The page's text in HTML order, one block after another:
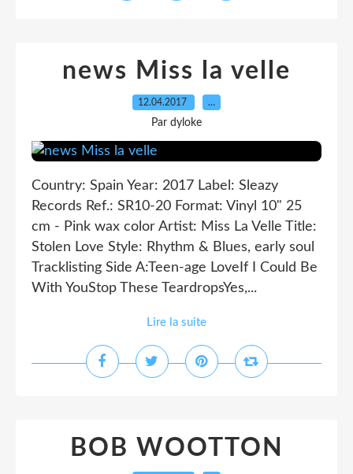
news Miss la velle
12.04.2017 …
Par dyloke
Country: Spain Year: 2017 Label: Sleazy
Records Ref.: SR10-20 Format: Vinyl 10" 25
cm - Pink wax color Artist: Miss La Velle Title:
Stolen Love Style: Rhythm & Blues, early soul
Tracklisting Side A:Teen-age LoveIf I Could Be
With YouStop These TeardropsYes,...
Lire la suite
BOB WOOTTON